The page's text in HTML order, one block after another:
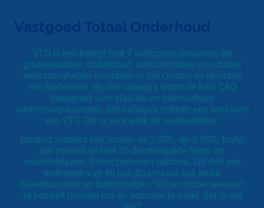
Vastgoed Totaal Onderhoud
VTO is een bedrijf met 7 werkzame personen die
glazenwassen, onderhoud, schoonmaken en schilder
werkzaamheden verrichten in het Oosten en Noorden
van Nederland. Bij alle collega's wordt de RAS CAO
toegepast voor stabiele en betrouwbare
arbeidsvoorwaarden. Alle collega's hebben een werkauto
van VTO. Dit is voor werk en woonverkeer.
Iemand verdient hier tussen de 3.000,- en 3.500,- bruto
per maand en met 35 doorbetaalde feest- en
vakantiedagen. Direct pensioen opbouw. Dit met een
werkweek van 40 uur. Daarnaast ook leuke
bijeenkomsten en bedrijfsuitjes. Wil je minder werken?
Jij bepaalt hoeveel uur en wanneer je werkt, dat is wel